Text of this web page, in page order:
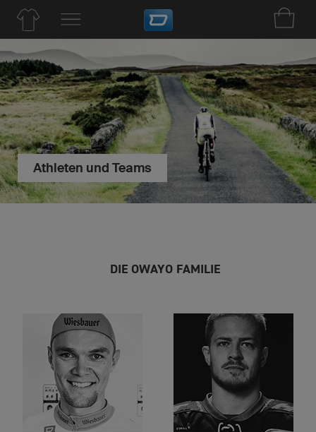
Athleten und Teams
DIE OWAYO FAMILIE